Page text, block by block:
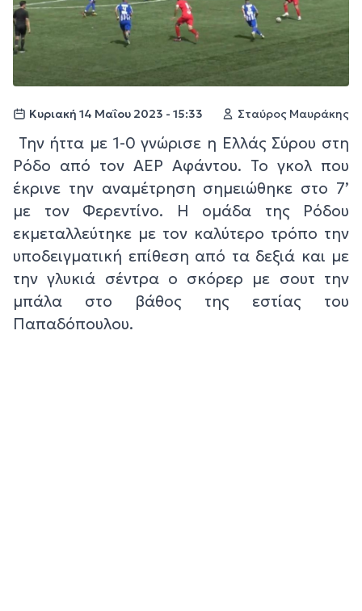
Κυριακή 14 Μαΐου 2023 - 15:33 Σταύρος Μαυράκης
Την ήττα με 1-0 γνώρισε η Ελλάς Σύρου στη
Ρόδο από τον ΑΕΡ Αφάντου. Το γκολ που
έκρινε την αναμέτρηση σημειώθηκε στο 7’
με τον Φερεντίνο. Η ομάδα της Ρόδου
εκμεταλλεύτηκε με τον καλύτερο τρόπο την
υποδειγματική επίθεση από τα δεξιά και με
την γλυκιά σέντρα ο σκόρερ με σουτ την
μπάλα στο βάθος της εστίας του
Παπαδόπουλου.